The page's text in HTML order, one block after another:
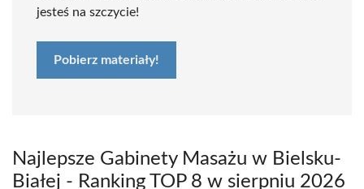
jesteś na szczycie!
Pobierz materiały!
Najlepsze Gabinety Masażu w Bielsku-
Białej - Ranking TOP 8 w sierpniu 2026